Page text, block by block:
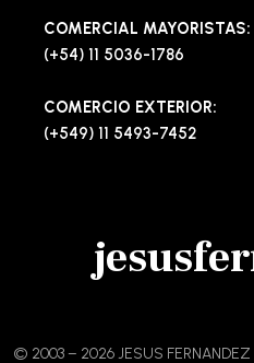
COMERCIAL MAYORISTAS:
(+54) 11 5036-1786
COMERCIO EXTERIOR:
(+549) 11 5493-7452
© 2003 – 2026 JESUS